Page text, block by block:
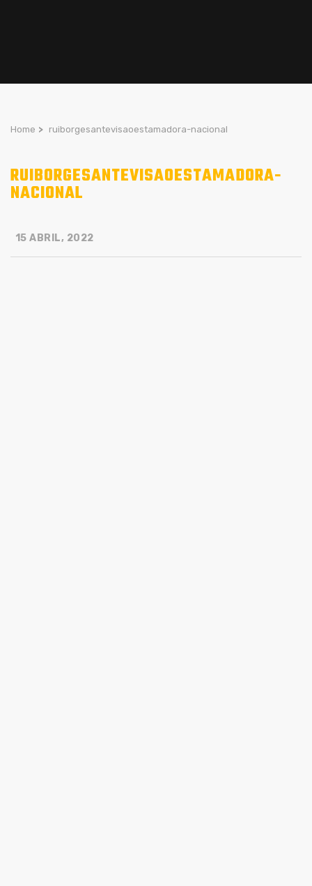
Home > ruiborgesantevisaoestamadora-nacional
RUIBORGESANTEVISAOESTAMADORA-
NACIONAL
15 ABRIL, 2022